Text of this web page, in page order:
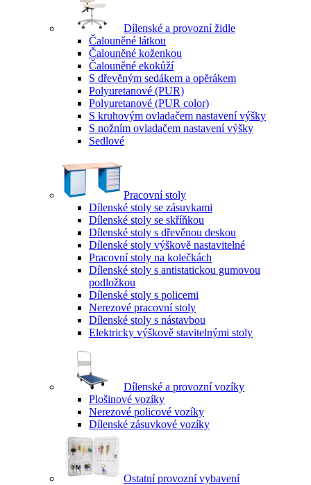
Dílenské a provozní židle
Čalouněné látkou
Čalouněné koženkou
Čalouněné ekokůží
S dřevěným sedákem a opěrákem
Polyuretanové (PUR)
Polyuretanové (PUR color)
S kruhovým ovladačem nastavení výšky
S nožním ovladačem nastavení výšky
Sedlové
Pracovní stoly
Dílenské stoly se zásuvkami
Dílenské stoly se skříňkou
Dílenské stoly s dřevěnou deskou
Dílenské stoly výškově nastavitelné
Pracovní stoly na kolečkách
Dílenské stoly s antistatickou gumovou
podložkou
Dílenské stoly s policemi
Nerezové pracovní stoly
Dílenské stoly s nástavbou
Elektricky výškově stavitelnými stoly
Dílenské a provozní vozíky
Plošinové vozíky
Nerezové policové vozíky
Dílenské zásuvkové vozíky
Ostatní provozní vybavení